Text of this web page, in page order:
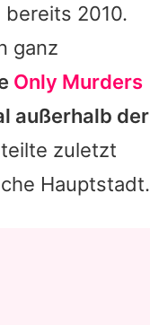
bereits 2010.
ganz
Only Murders
außerhalb der
zuletzt
Hauptstadt.